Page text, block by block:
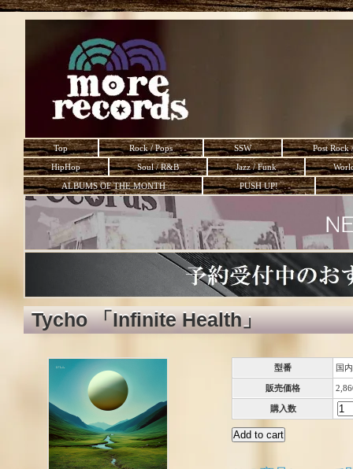
Top Rock / Pops SSW
Post Rock
HipHop
Soul / R&B Jazz / Funk
ALBUMS OF THE MONTH
PUSH UP!
Tycho 「Infinite Health」
型番 国
販売価格
購入数